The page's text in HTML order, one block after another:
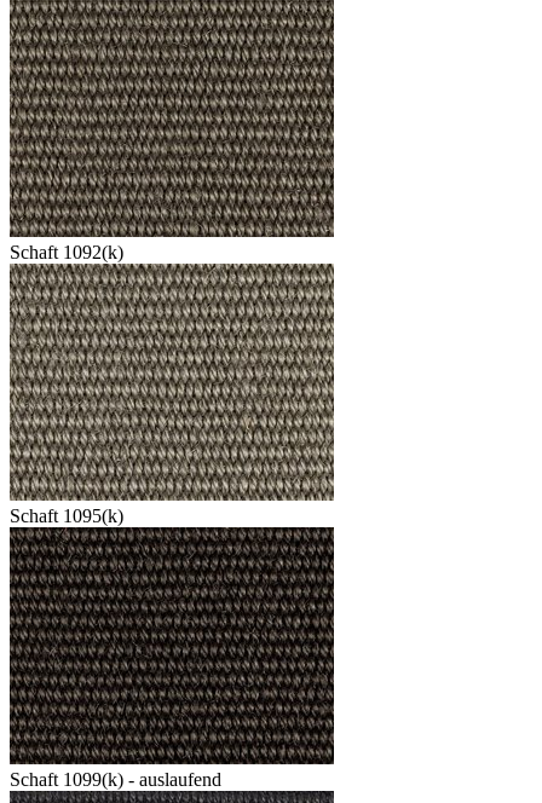
Schaft 1092(k)
Schaft 1095(k)
Schaft 1099(k) - auslaufend